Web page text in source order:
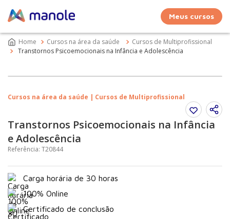
Meus cursos
Cursos na área da saúde
Cursos de Multiprofissional
Transtornos Psicoemocionais na Infância e Adolescência
Cursos na área da saúde | Cursos de Multiprofissional
Transtornos Psicoemocionais na Infância
e Adolescência
Referência: T20844
Carga horária de 30 horas
100% Online
Certificado de conclusão